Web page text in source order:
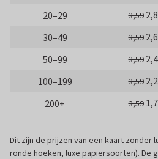
20–29
3,59
30–49
3,59
50–99
3,59
100–199
3,59
200+
3,59
Dit zijn de prijzen van een kaart zonder
ronde hoeken, luxe papiersoorten). De